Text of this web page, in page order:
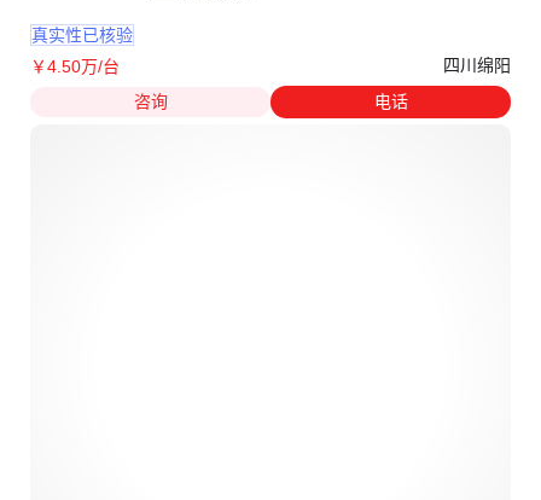
真实性已核验
￥4 .50万/台
四川绵阳
咨询
电话